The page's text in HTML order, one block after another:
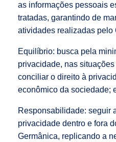
as informações pessoais
tratadas, garantindo de
atividades realizadas pelo
Equilíbrio: busca pela
privacidade, nas
conciliar o direito à
econômico da sociedade;
Responsabilidade: seguir
privacidade dentro e fora
Germânica, replicando a